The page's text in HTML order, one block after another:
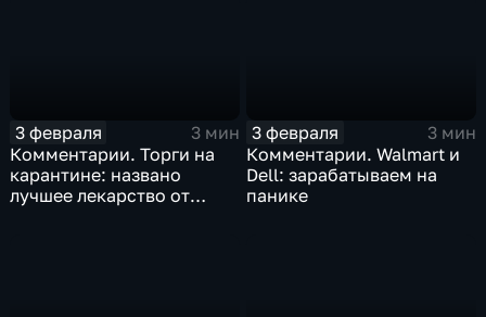
3 февраля
3 мин
Комментарии. Торги на
карантине: названо
лучшее лекарство от
3 февраля
3 мин
Комментарии. Walmart и
Dell: зарабатываем на
панике